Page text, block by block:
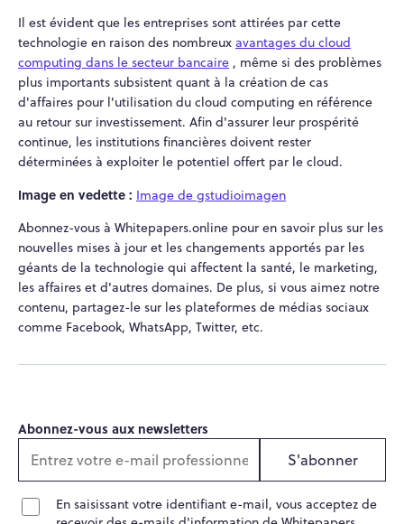
Il est évident que les entreprises sont attirées par cette
technologie en raison des nombreux avantages du cloud
computing dans le secteur bancaire , même si des problèmes
plus importants subsistent quant à la création de cas
d'affaires pour l'utilisation du cloud computing en référence
au retour sur investissement. Afin d'assurer leur prospérité
continue, les institutions financières doivent rester
déterminées à exploiter le potentiel offert par le cloud.
Image en vedette : Image de gstudioimagen
Abonnez-vous à Whitepapers.online pour en savoir plus sur les
nouvelles mises à jour et les changements apportés par les
géants de la technologie qui affectent la santé, le marketing,
les affaires et d'autres domaines. De plus, si vous aimez notre
contenu, partagez-le sur les plateformes de médias sociaux
comme Facebook, WhatsApp, Twitter, etc.
Abonnez-vous aux newsletters
S'abonner
En saisissant votre identifiant e-mail, vous acceptez de